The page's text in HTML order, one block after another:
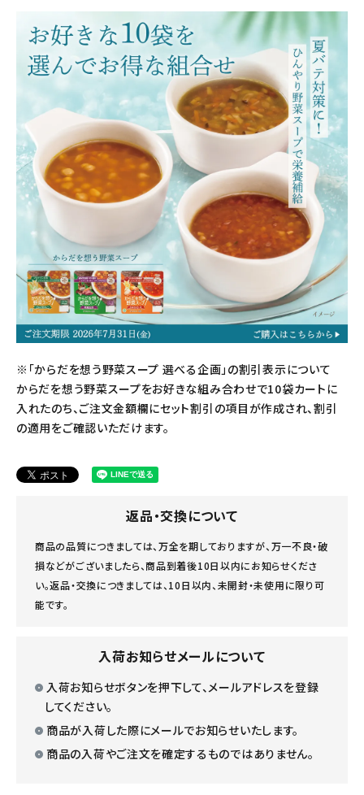
※「からだを想う野菜スープ 選べる企画」の割引表示について
からだを想う野菜スープをお好きな組み合わせで10袋カートに
入れたのち、ご注文金額欄にセット割引の項目が作成され、割引
の適用をご確認いただけます。
返品・交換について
商品の品質につきましては、万全を期しておりますが、万一不良・破
損などがございましたら、商品到着後10日以内にお知らせくださ
い。返品・交換につきましては、10日以内、未開封・未使用に限り可
能です。
入荷お知らせメールについて
入荷お知らせボタンを押下して、メールアドレスを登録
してください。
商品が入荷した際にメールでお知らせいたします。
商品の入荷やご注文を確定するものではありません。